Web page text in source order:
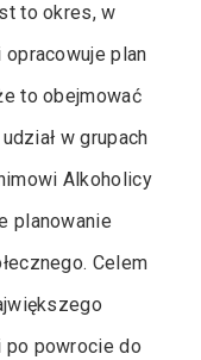
to okres, w
plan
to obejmować
w grupach
Alkoholicy
planowanie
Celem
powrocie do